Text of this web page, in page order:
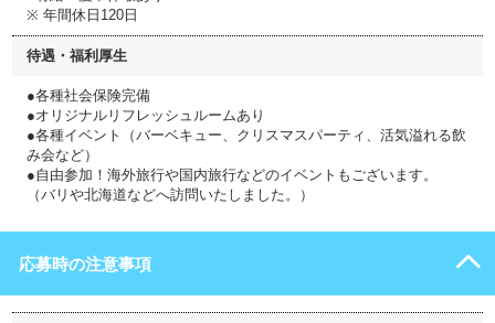
※ 年間休日120日
待遇・福利厚生
●各種社会保険完備
●オリジナルリフレッシュルームあり
●各種イベント（バーベキュー、クリスマスパーティ、活気溢れる飲
み会など）
●自由参加！海外旅行や国内旅行などのイベントもございます。
（バリや北海道などへ訪問いたしました。）
応募時の注意事項